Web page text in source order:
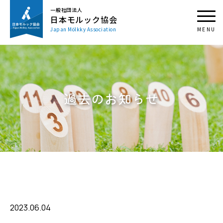
一般社団法人
日本モルック協会
Japan Mölkky Association
過去のお知らせ
2023.06.04